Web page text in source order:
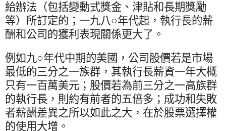
給辦法（包括變動式獎金、津貼和長期獎勵
等）所訂定的；一九八○年代起，執行長的薪
酬和公司的獲利表現關係更大了。
例如九○年代中期的美國，公司股價若是市場
最低的三分之一族群，其執行長薪資一年大概
只有一百萬美元；股價若為前三分之一高族群
的執行長，則約有前者的五倍多；成功和失敗
者薪酬差異之所以如此之大，在於股票選擇權
的使用大增。